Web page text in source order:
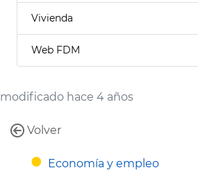
Vivienda
Web FDM
modificado hace 4 años
Volver
Economía y empleo